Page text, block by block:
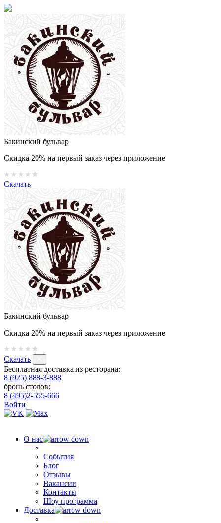
Бакинский бульвар
Скидка 20% на первый заказ через приложение
Скачать
Бакинский бульвар
Скидка 20% на первый заказ через приложение
Скачать
Бесплатная доставка из ресторана:
8 (925) 888-3-888
бронь столов:
8 (495)2-555-666
Войти
О нас
События
Блог
Отзывы
Вакансии
Контакты
Шоу программа
Доставка